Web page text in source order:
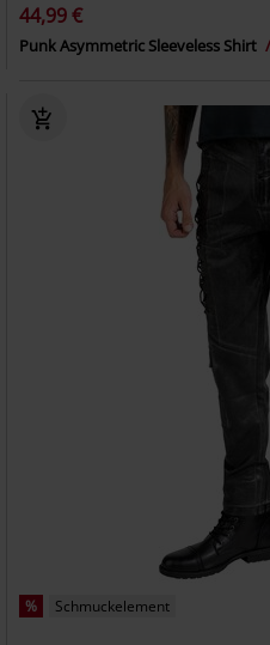
44,99 €
Punk Asymmetric Sleeveless Shirt
% Schmuckelement